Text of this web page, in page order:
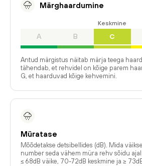
Märghaardumine
A B
Keskmine
C
Antud märgistus näitab märja teega
tähendab, et rehvidel on kõige parem
G, et haarduvad kõige kehvemini.
Müratase
Mõõdetakse detsibellides (dB). Mida
number seda vähem müra rehv sõidu
≤ 68dB väike, 70-72dB keskmine ja ≥